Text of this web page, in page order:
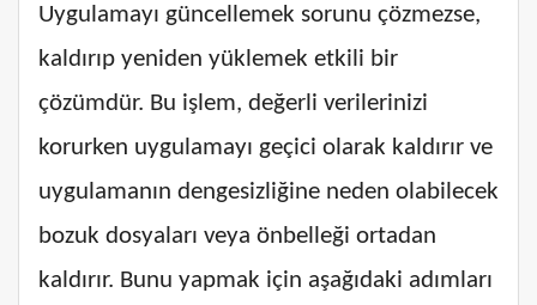
Uygulamayı güncellemek sorunu çözmezse,
kaldırıp yeniden yüklemek etkili bir
çözümdür. Bu işlem, değerli verilerinizi
korurken uygulamayı geçici olarak kaldırır ve
uygulamanın dengesizliğine neden olabilecek
bozuk dosyaları veya önbelleği ortadan
kaldırır. Bunu yapmak için aşağıdaki adımları